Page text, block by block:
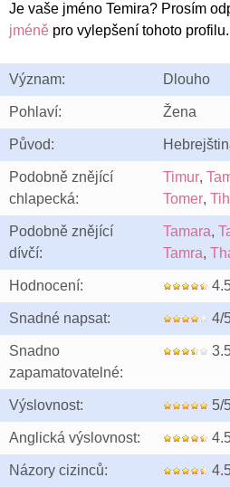
Je vaše jméno Temira? Prosím
jméně pro vylepšení tohoto profilu.
Význam: Dlouho
Pohlaví: Žena
Původ:
Podobně znějící
chlapecká:
Timur,
Tomer,
Podobně znějící
dívčí:
Tamara,
Tamra,
Hodnocení:
Snadné napsat: 4/
Snadno
zapamatovatelné:
Výslovnost: 5/
Anglická výslovnost:
Názory cizinců: